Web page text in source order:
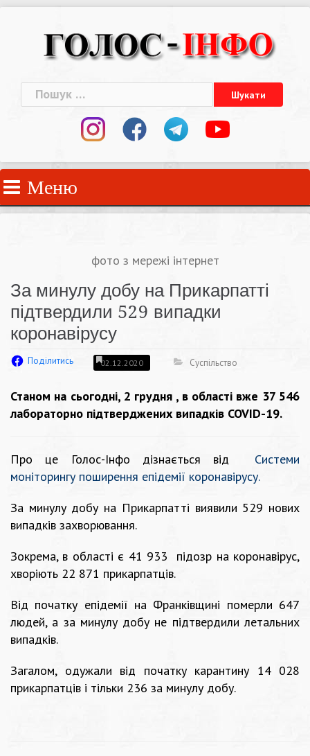
Пошук:
Меню
фото з мережі інтернет
За минулу добу на Прикарпатті
підтвердили 529 випадки
коронавірусу
Поділитись 02.12.2020 Суспільство
Станом на сьогодні, 2 грудня , в області вже 37 546
лабораторно підтверджених випадків COVID-19.
Про це Голос-Інфо дізнається від
Системи
моніторингу поширення епідемії коронавірусу.
За минулу добу на Прикарпатті виявили 529 нових
випадків захворювання.
Зокрема, в області є 41 933 підозр на коронавірус,
хворіють 22 871 прикарпатців.
Від початку епідемії на Франківщині померли 647
людей, а за минулу добу не підтвердили летальних
випадків.
Загалом, одужали від початку карантину 14 028
прикарпатців і тільки 236 за минулу добу.